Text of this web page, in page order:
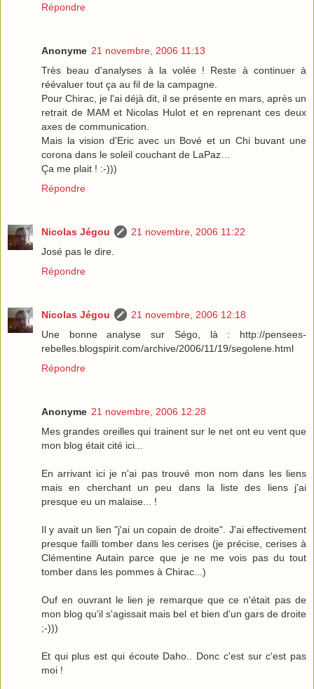
Répondre
Anonyme 21 novembre, 2006 11:13
Très beau d'analyses à la volée ! Reste à continuer à
réévaluer tout ça au fil de la campagne.
Pour Chirac, je l'ai déjà dit, il se présente en mars, après un
retrait de MAM et Nicolas Hulot et en reprenant ces deux
axes de communication.
Mais la vision d'Eric avec un Bové et un Chi buvant une
corona dans le soleil couchant de LaPaz…
Ça me plait ! :-)))
Répondre
Nicolas Jégou
21 novembre, 2006 11:22
José pas le dire.
Répondre
Nicolas Jégou
21 novembre, 2006 12:18
Une bonne analyse sur Ségo, là : http://pensees-
rebelles.blogspirit.com/archive/2006/11/19/segolene.html
Répondre
Anonyme 21 novembre, 2006 12:28
Mes grandes oreilles qui trainent sur le net ont eu vent que
mon blog était cité ici...
En arrivant ici je n'ai pas trouvé mon nom dans les liens
mais en cherchant un peu dans la liste des liens j'ai
presque eu un malaise... !
Il y avait un lien "j'ai un copain de droite". J'ai effectivement
presque failli tomber dans les cerises (je précise, cerises à
Clémentine Autain parce que je ne me vois pas du tout
tomber dans les pommes à Chirac...)
Ouf en ouvrant le lien je remarque que ce n'était pas de
mon blog qu'il s'agissait mais bel et bien d'un gars de droite
;-)))
Et qui plus est qui écoute Daho.. Donc c'est sur c'est pas
moi !